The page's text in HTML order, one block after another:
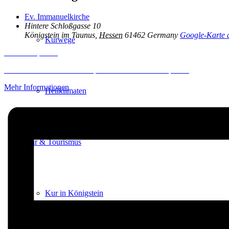
Kurwege
Heilklimaten
Kur & Tourismus
Kur in Königstein
Ev. Immanuelkirche
Hintere Schloßgasse 10
Königstein im Taunus Hessen 61462 Germany Google-Karte
Mehr Informationen